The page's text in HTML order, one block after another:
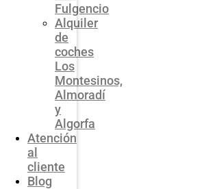
Fulgencio
Alquiler
de
coches
Los
Montesinos,
Almoradí
y
Algorfa
Atención
al
cliente
Blog